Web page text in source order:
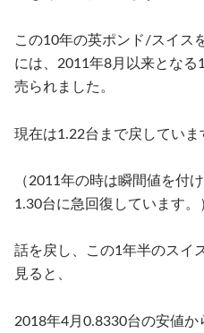
この10年の英ポンド/スイス
には、 2011 年8月以来となる
売られました。
現在は1.22台まで戻していま
（2011 年の時は瞬間値を付
1.30台に急回復しています。
話を戻し、この1年半のスイ
見ると、
2018年4月 0.8330台の安値か